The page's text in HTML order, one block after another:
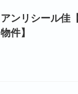
アンリシール佳
物件】